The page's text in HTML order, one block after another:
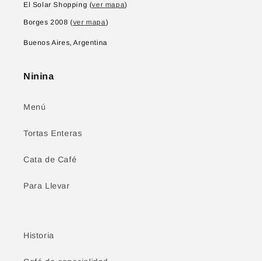
El Solar Shopping (ver mapa)
Borges 2008 (ver mapa)
Buenos Aires, Argentina
Ninina
Menú
Tortas Enteras
Cata de Café
Para Llevar
Historia